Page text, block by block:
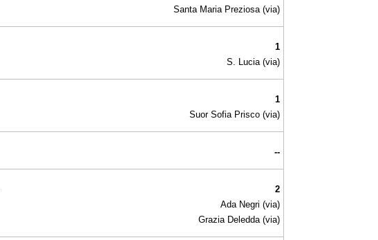
Santa Maria Preziosa (via)
1
S. Lucia (via)
1
Suor Sofia Prisco (via)
--
2
Ada Negri (via)
Grazia Deledda (via)